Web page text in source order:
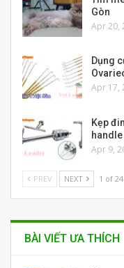
Gòn
Apr 20,
Dụng
Apr 17,
Kẹp
Apr 9,
PREV NEXT 1 of 24
BÀI VIẾT ƯA THÍCH